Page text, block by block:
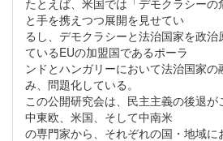
と手を携えつつ展開を見せてい
るし、デモクラシーと法治国家を政治
ているEUの加盟国であるポーラ
ンドとハンガリーにおいて法治国家
み、問題化している。
この公開研究会は、民主主義の後退が
中東欧、米国、そして中南米
の専門家から、それぞれの国・地域